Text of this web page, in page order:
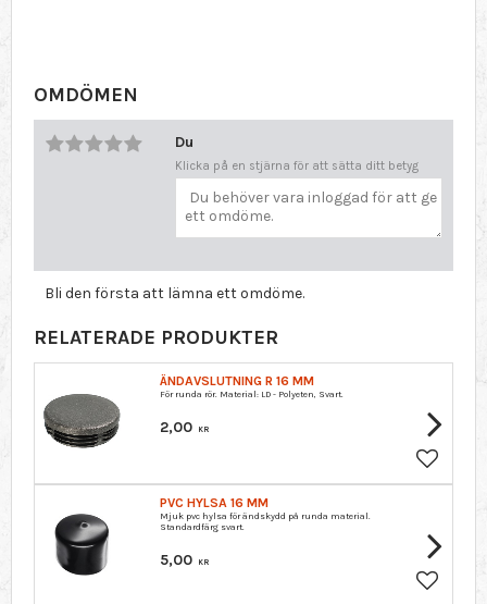
OMDÖMEN
Du
Klicka på en stjärna för att sätta ditt betyg
Bli den första att lämna ett omdöme.
RELATERADE PRODUKTER
ÄNDAVSLUTNING R 16 MM
För runda rör. Material: LD - Polyeten, Svart.
2,00 KR
Lägg till
PVC HYLSA 16 MM
Mjuk pvc hylsa för ändskydd på runda material.
Standardfärg svart.
5,00 KR
Lägg till